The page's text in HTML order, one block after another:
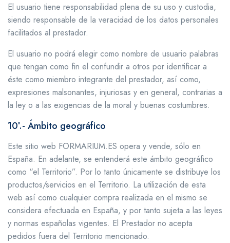
El usuario tiene responsabilidad plena de su uso y custodia,
siendo responsable de la veracidad de los datos personales
facilitados al prestador.
El usuario no podrá elegir como nombre de usuario palabras
que tengan como fin el confundir a otros por identificar a
éste como miembro integrante del prestador, así como,
expresiones malsonantes, injuriosas y en general, contrarias a
la ley o a las exigencias de la moral y buenas costumbres.
10º.- Ámbito geográfico
Este sitio web FORMARIUM.ES opera y vende, sólo en
España. En adelante, se entenderá este ámbito geográfico
como “el Territorio”. Por lo tanto únicamente se distribuye los
productos/servicios en el Territorio. La utilización de esta
web así como cualquier compra realizada en el mismo se
considera efectuada en España, y por tanto sujeta a las leyes
y normas españolas vigentes. El Prestador no acepta
pedidos fuera del Territorio mencionado.